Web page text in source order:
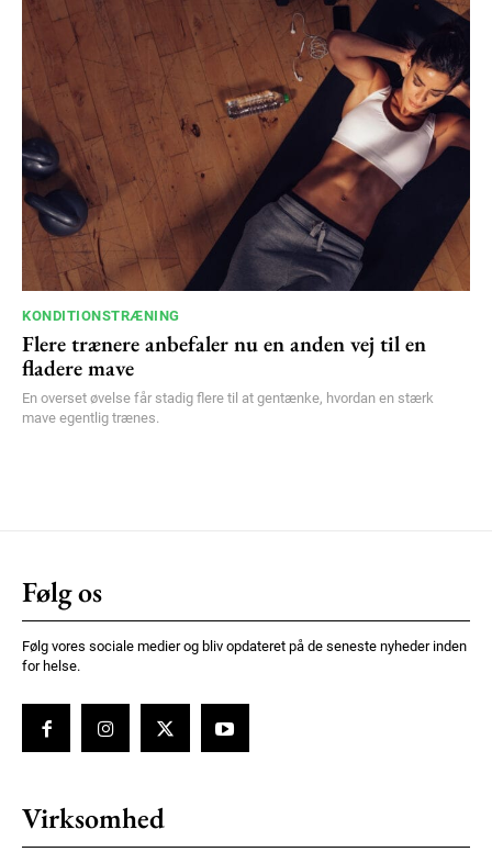
KONDITIONSTRÆNING
Flere trænere anbefaler nu en anden vej til en
fladere mave
En overset øvelse får stadig flere til at gentænke, hvordan en stærk
mave egentlig trænes.
Følg os
Følg vores sociale medier og bliv opdateret på de seneste nyheder inden
for helse.
Virksomhed